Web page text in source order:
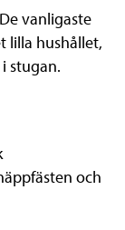
De vanligaste
lilla hushållet,
stugan.
och